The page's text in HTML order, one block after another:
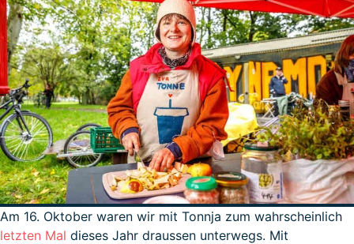
Am 16. Oktober waren wir mit Tonnja zum wahrscheinlich
letzten Mal dieses Jahr draussen unterwegs. Mit